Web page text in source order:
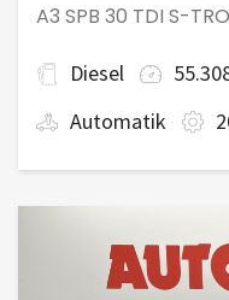
A3 SPB 30 TDI S-
Diesel
Automatik